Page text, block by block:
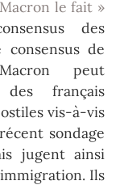
le fait »
des
de
peut
français
vis-à-vis
sondage
jugent ainsi
Ils